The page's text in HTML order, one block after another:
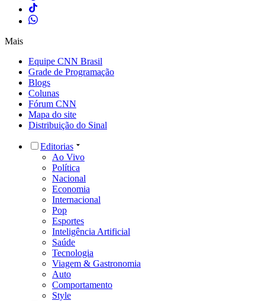
Mais
Equipe CNN Brasil
Grade de Programação
Blogs
Colunas
Fórum CNN
Mapa do site
Distribuição do Sinal
Editorias
Ao Vivo
Política
Nacional
Economia
Internacional
Pop
Esportes
Inteligência Artificial
Saúde
Tecnologia
Viagem & Gastronomia
Auto
Comportamento
Style